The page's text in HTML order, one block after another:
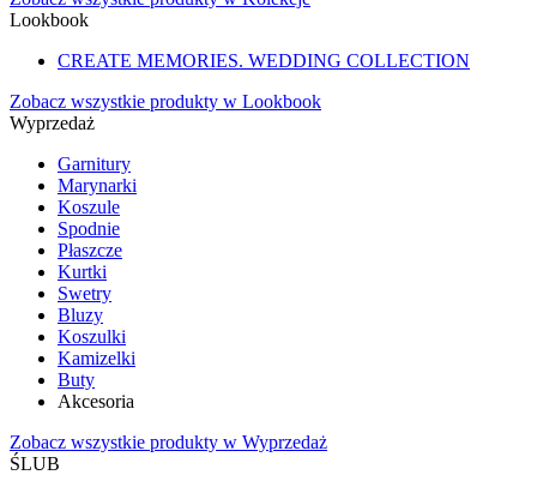
Lookbook
CREATE MEMORIES. WEDDING COLLECTION
Zobacz wszystkie produkty w Lookbook
Wyprzedaż
Garnitury
Marynarki
Koszule
Spodnie
Płaszcze
Kurtki
Swetry
Bluzy
Koszulki
Kamizelki
Buty
Akcesoria
Zobacz wszystkie produkty w Wyprzedaż
ŚLUB